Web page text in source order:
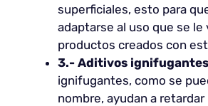
superficiales, esto para
adaptarse al uso que se le
productos creados con
3.- Aditivos
ignifugantes, como se
nombre, ayudan a retardar